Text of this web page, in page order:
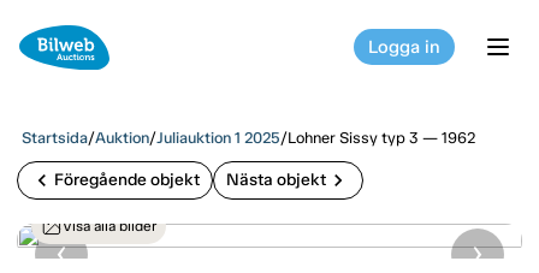
Logga in
Startsida/Auktion/Juliauktion 1 2025/Lohner Sissy typ 3 — 1962
chevron_left Föregående objekt Nästa objekt chevron_right
Visa alla bilder